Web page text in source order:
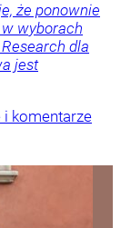
że ponownie
w wyborach
dla
jest
i komentarze